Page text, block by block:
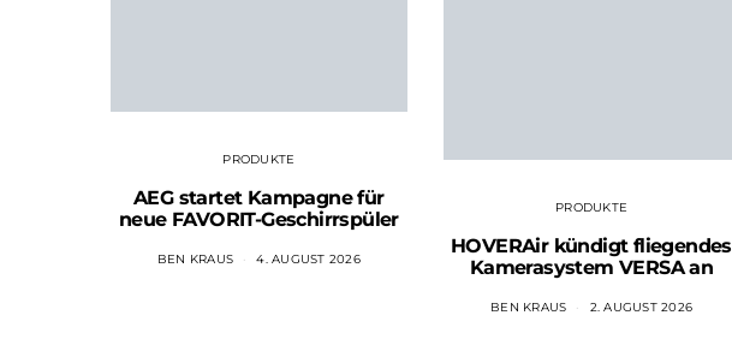
PRODUKTE
AEG startet Kampagne für
neue FAVORIT-Geschirrspüler
BEN KRAUS 4. AUGUST 2026
PRODUKTE
HOVERAir kündigt fliegendes
Kamerasystem VERSA an
BEN KRAUS 2. AUGUST 2026